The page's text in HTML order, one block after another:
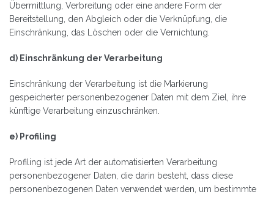
Übermittlung, Verbreitung oder eine andere Form der
Bereitstellung, den Abgleich oder die Verknüpfung, die
Einschränkung, das Löschen oder die Vernichtung.
d) Einschränkung der Verarbeitung
Einschränkung der Verarbeitung ist die Markierung
gespeicherter personenbezogener Daten mit dem Ziel, ihre
künftige Verarbeitung einzuschränken.
e) Profiling
Profiling ist jede Art der automatisierten Verarbeitung
personenbezogener Daten, die darin besteht, dass diese
personenbezogenen Daten verwendet werden, um bestimmte